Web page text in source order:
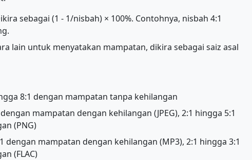
sebagai (1 - 1/nisbah) × 100%. Contohnya, nisbah 4:1
lain untuk menyatakan mampatan, dikira sebagai saiz asal
8:1 dengan mampatan tanpa kehilangan
mampatan dengan kehilangan (JPEG), 2:1 hingga 5:1
(PNG)
dengan mampatan dengan kehilangan (MP3), 2:1 hingga 3:1
(FLAC)